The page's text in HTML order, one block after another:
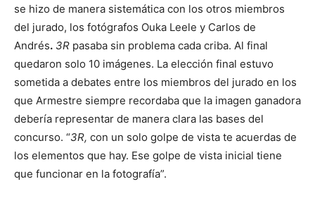
se hizo de manera sistemática con los otros miembros
del jurado, los fotógrafos Ouka Leele y Carlos de
Andrés. 3R pasaba sin problema cada criba. Al final
quedaron solo 10 imágenes. La elección final estuvo
sometida a debates entre los miembros del jurado en los
que Armestre siempre recordaba que la imagen ganadora
debería representar de manera clara las bases del
concurso. “3R, con un solo golpe de vista te acuerdas de
los elementos que hay. Ese golpe de vista inicial tiene
que funcionar en la fotografía”.